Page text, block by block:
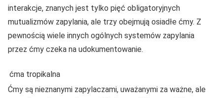
interakcje, znanych jest tylko pięć obligatoryjnych
mutualizmów zapylania, ale trzy obejmują osiadłe ćmy. Z
pewnością wiele innych ogólnych systemów zapylania
przez ćmy czeka na udokumentowanie.
ćma tropikalna
Ćmy są nieznanymi zapylaczami, uważanymi za ważne, ale